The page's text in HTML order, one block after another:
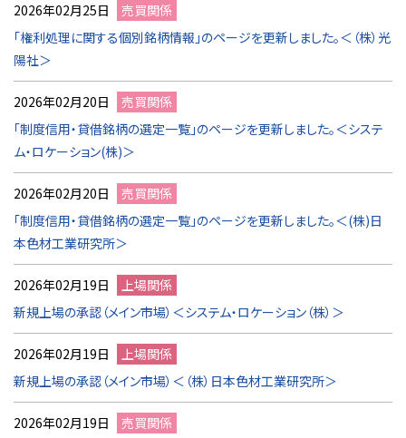
2026年02月25日
売買関係
「権利処理に関する個別銘柄情報」のページを更新しました。＜（株）光
陽社＞
2026年02月20日
売買関係
「制度信用・貸借銘柄の選定一覧」のページを更新しました。＜システ
ム・ロケーション(株)＞
2026年02月20日
売買関係
「制度信用・貸借銘柄の選定一覧」のページを更新しました。＜(株)日
本色材工業研究所＞
2026年02月19日
上場関係
新規上場の承認（メイン市場）＜システム・ロケーション（株）＞
2026年02月19日
上場関係
新規上場の承認（メイン市場）＜（株）日本色材工業研究所＞
2026年02月19日
売買関係